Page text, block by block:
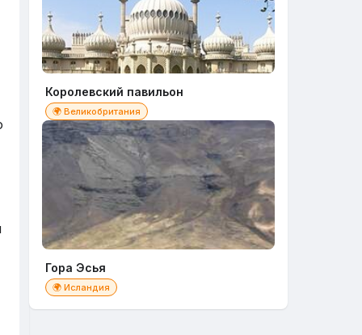
Королевский павильон
🌍 Великобритания
Гора Эсья
🌍 Исландия